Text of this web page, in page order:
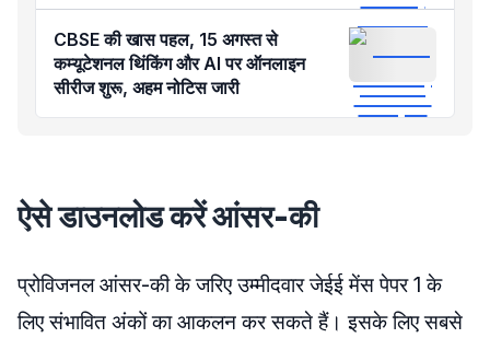
CBSE की खास पहल, 15 अगस्त से
कम्यूटेशनल थिंकिंग और AI पर ऑनलाइन
सीरीज शुरू, अहम नोटिस जारी
ऐसे डाउनलोड करें आंसर-की
प्रोविजनल आंसर-की के जरिए उम्मीदवार जेईई मेंस पेपर 1 के
लिए संभावित अंकों का आकलन कर सकते हैं। इसके लिए सबसे